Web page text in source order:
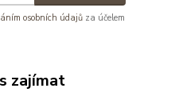
osobních údajů za účelem
zajímat